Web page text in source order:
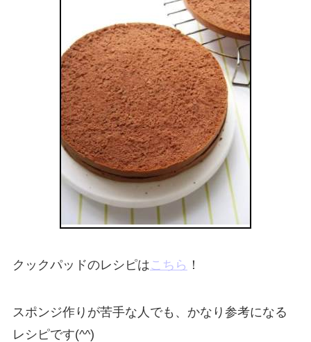
クックパッドのレシピはこちら ！
スポンジ作りが苦手な人でも、かなり参考になる
レシピです(^^)